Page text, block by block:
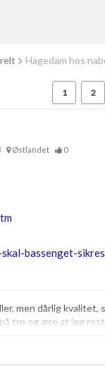
Hagedam hos
1 2
Østlandet 0
bassenget-sikres
men dårlig
tro og ære at jeg